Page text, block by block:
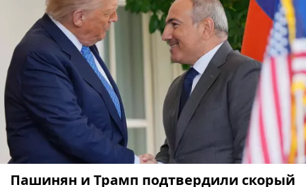
Пашинян и Трамп подтвердили скорый